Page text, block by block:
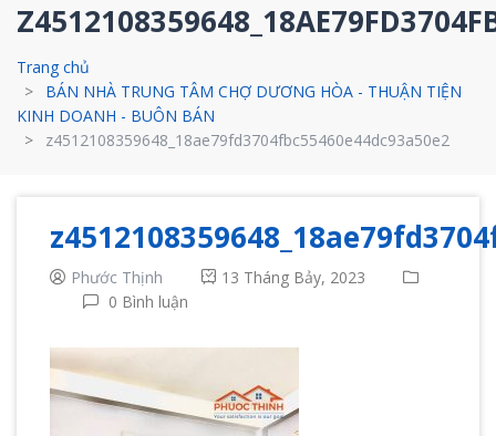
Trang chủ
BÁN NHÀ TRUNG TÂM CHỢ DƯƠNG HÒA - THUẬN TIỆN
KINH DOANH - BUÔN BÁN
z4512108359648_18ae79fd3704fbc55460e44dc93a50e2
Phước Thịnh
13 Tháng Bảy, 2023
0 Bình luận